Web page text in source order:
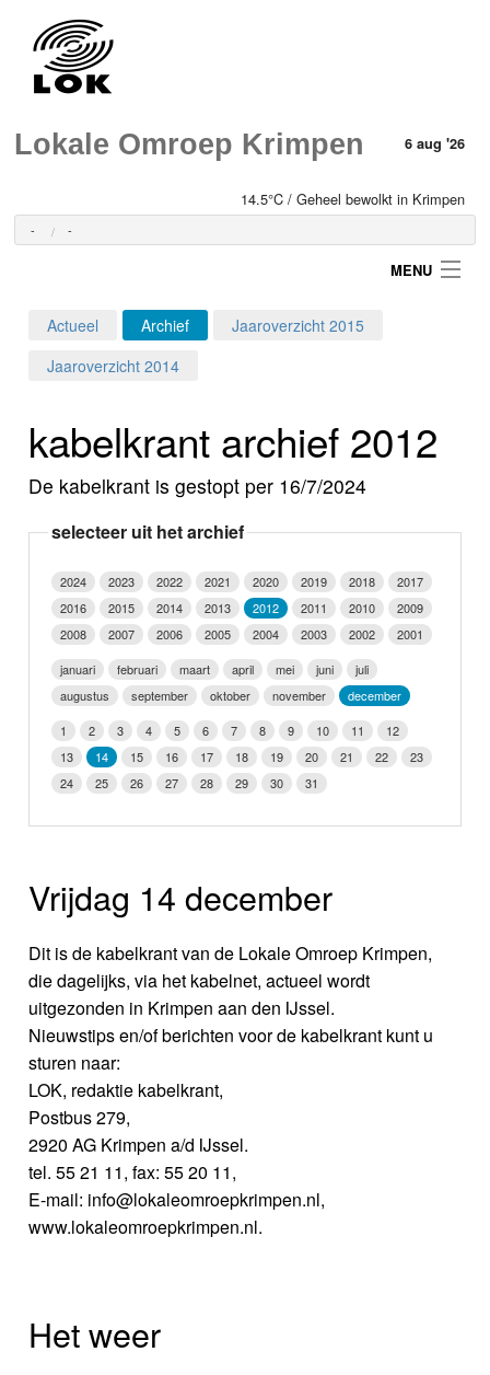
Lokale Omroep Krimpen 6 aug '26
14.5°C / Geheel bewolkt in Krimpen
- -
MENU
Programma's
Video
Webcam
Info
Actueel Archief
Jaaroverzicht 2015
Jaaroverzicht 2014
kabelkrant archief 2012
De kabelkrant is gestopt per 16/7/2024
selecteer uit het archief
2024 2023 2022 2021 2020 2019 2018
2017
2016
2015 2014 2013 2012 2011 2010
2009
2008
2007 2006 2005 2004 2003 2002
2001
januari
februari maart april mei juni
juli
augustus
september oktober november
december
1
2 3 4 5 6 7 8 9 10 11
12
13
14 15 16 17 18 19 20 21 22
23
24
25 26 27 28 29 30 31
Vrijdag 14 december
Dit is de kabelkrant van de Lokale Omroep Krimpen,
die dagelijks, via het kabelnet, actueel wordt
uitgezonden in Krimpen aan den IJssel.
Nieuwstips en/of berichten voor de kabelkrant kunt u
sturen naar:
LOK, redaktie kabelkrant,
Postbus 279,
2920 AG Krimpen a/d IJssel.
tel. 55 21 11, fax: 55 20 11,
E-mail: info@lokaleomroepkrimpen.nl,
www.lokaleomroepkrimpen.nl.
Het weer